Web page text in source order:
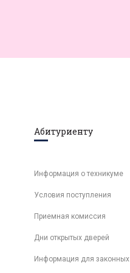
Абитуриенту
Информация о техникуме
Условия поступления
Приемная комиссия
Дни открытых дверей
Информация для законных